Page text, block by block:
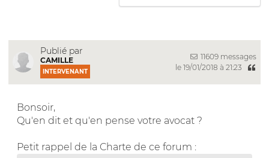
Publié par
CAMILLE
INTERVENANT
11609 messages
le 19/01/2018 à 21:23
Bonsoir,
Qu'en dit et qu'en pense votre avocat ?
Petit rappel de la Charte de ce forum :